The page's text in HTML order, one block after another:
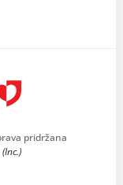
pridržana